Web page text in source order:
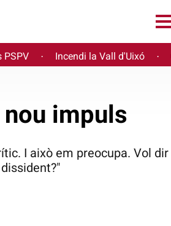
PSPV · Incendi la Vall d'Uixó ·
nou impuls
I això em preocupa. Vol dir